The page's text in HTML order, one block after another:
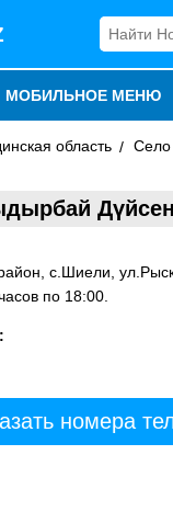
МОБИЛЬНОЕ МЕНЮ
область
с.Шиели,
по 18:00.
номера